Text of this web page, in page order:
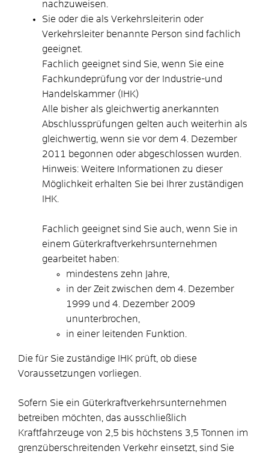
nachzuweisen.
Sie oder die als Verkehrsleiterin oder
Verkehrsleiter benannte Person sind fachlich
geeignet.
Fachlich geeignet sind Sie, wenn Sie eine
Fachkundeprüfung vor der Industrie-und
Handelskammer (IHK)
Alle bisher als gleichwertig anerkannten
Abschlussprüfungen gelten auch weiterhin als
gleichwertig, wenn sie vor dem 4. Dezember
2011 begonnen oder abgeschlossen wurden.
Hinweis: Weitere Informationen zu dieser
Möglichkeit erhalten Sie bei Ihrer zuständigen
IHK.
Fachlich geeignet sind Sie auch, wenn Sie in
einem Güterkraftverkehrsunternehmen
gearbeitet haben:
mindestens zehn Jahre,
in der Zeit zwischen dem 4. Dezember
1999 und 4. Dezember 2009
ununterbrochen,
in einer leitenden Funktion.
Die für Sie zuständige IHK prüft, ob diese
Voraussetzungen vorliegen.
Sofern Sie ein Güterkraftverkehrsunternehmen
betreiben möchten, das ausschließlich
Kraftfahrzeuge von 2,5 bis höchstens 3,5 Tonnen im
grenzüberschreitenden Verkehr einsetzt, sind Sie